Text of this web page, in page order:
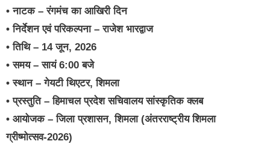
• नाटक – रंगमंच का आखिरी दिन
• निर्देशन एवं परिकल्पना – राजेश भारद्वाज
• तिथि – 14 जून, 2026
• समय – सायं 6:00 बजे
• स्थान – गेयटी थिएटर, शिमला
• प्रस्तुति – हिमाचल प्रदेश सचिवालय सांस्कृतिक क्लब
• आयोजक – जिला प्रशासन, शिमला (अंतरराष्ट्रीय शिमला
ग्रीष्मोत्सव-2026)